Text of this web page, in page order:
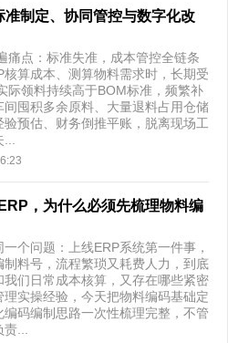
制定、协同管控与数字化改
痛点：标准失准，成本管控全链条
算成本、测算物料需求时，长期受
际领料持续高于BOM标准，频繁补
囤积多余原料、大量退料占用仓储
预估、财务倒推平账，脱离现场工
，为什么必须先梳理物料编
个问题：上线ERP系统第一件事，
料号，流程繁琐又耗费人力，到底
们日常成本核算，又存在哪些紧密
实操经验，今天把物料编码基础定
码编制思路一次性梳理完整，不管
...